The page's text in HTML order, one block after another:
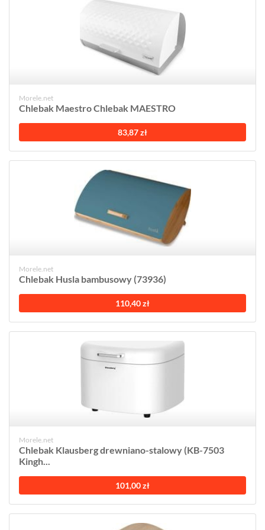
Morele.net
Chlebak Maestro Chlebak MAESTRO
83,87 zł
Morele.net
Chlebak Husla bambusowy (73936)
110,40 zł
Morele.net
Chlebak Klausberg drewniano-stalowy (KB-7503
Kingh...
101,00 zł